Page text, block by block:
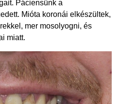
Páciensünk a
Mióta koronái elkészültek,
mer mosolyogni, és
miatt.